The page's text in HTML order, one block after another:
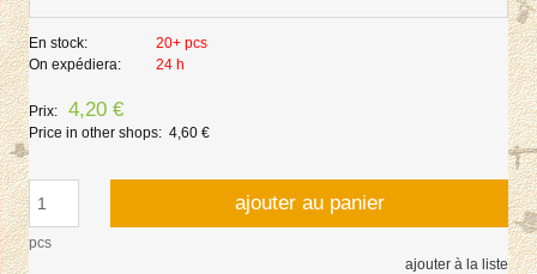
En stock:
20+ pcs
On expédiera:
24 h
Prix: 4,20 €
Price in other shops: 4,60 €
pcs
ajouter au panier
ajouter à la liste